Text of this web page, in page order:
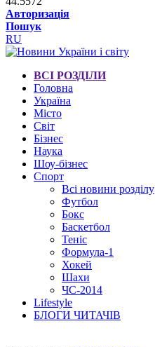
Авторизація
Пошук
RU
ВСІ РОЗДІЛИ
Головна
Україна
Місто
Світ
Бізнес
Наука
Шоу-бізнес
Спорт
Всі новини розділу
Футбол
Бокс
Баскетбол
Теніс
Формула-1
Хокей
Шахи
ЧС-2014
Lifestyle
БЛОГИ ЧИТАЧІВ